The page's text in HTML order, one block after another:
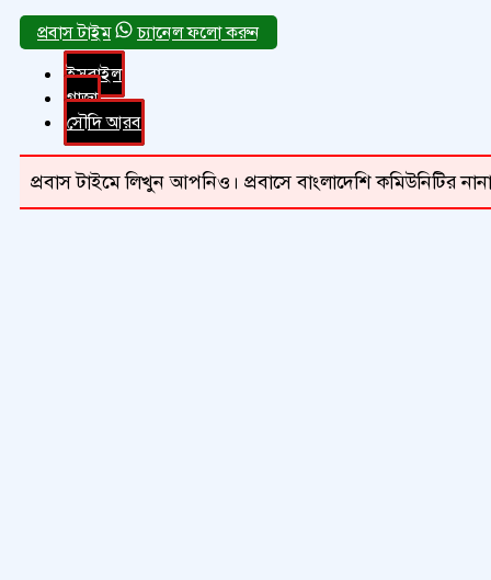
চ্যানেল ফলো করুন
ইসরাইল
গাজা
সৌদি আরব
প্রবাস টাইমে লিখুন আপনিও। প্রবাসে বাংলাদেশি কমিউনিটির